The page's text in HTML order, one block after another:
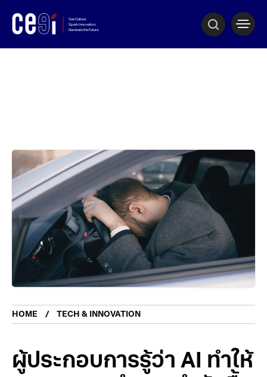
HOME TECH & INNOVATION
ผู้ประกอบการรู้ว่า AI ทำให้